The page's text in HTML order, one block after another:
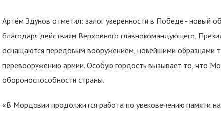
Артём Здунов отметил: залог уверенности в Победе - новый
благодаря действиям Верховного главнокомандующего,
оснащаются передовым вооружением, новейшими образцами
перевооружению армии. Особую гордость вызывает то, что
обороноспособности страны.
«В Мордовии продолжится работа по увековечению памяти